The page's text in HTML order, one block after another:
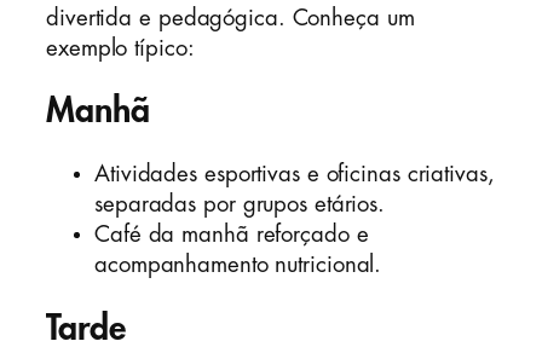
divertida e pedagógica. Conheça um
exemplo típico:
Manhã
Atividades esportivas e oficinas criativas,
separadas por grupos etários.
Café da manhã reforçado e
acompanhamento nutricional.
Tarde